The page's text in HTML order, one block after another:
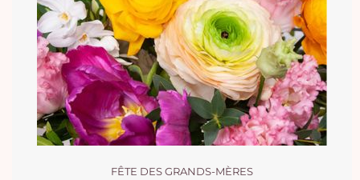
FÊTE DES GRANDS-MÈRES